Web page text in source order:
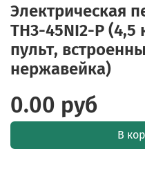
Электрическая
TH3-45NI2-P (4,5
пульт,
нержавейка)
0.00 руб
В